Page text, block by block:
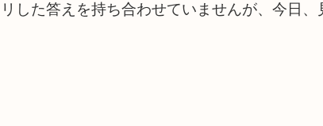
した答えを持ち合わせていませんが、今日、